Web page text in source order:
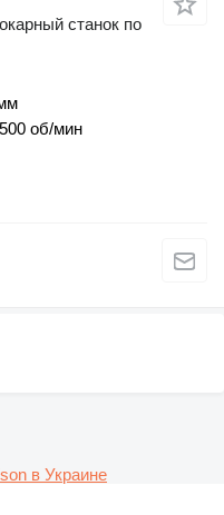
станок по
об/мин
в Украине